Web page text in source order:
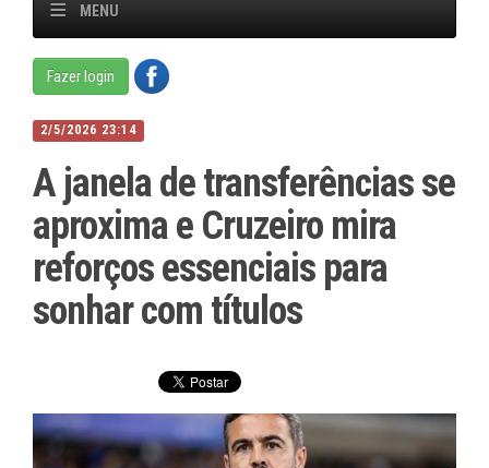
MENU
Fazer login
2/5/2026 23:14
A janela de transferências se
aproxima e Cruzeiro mira
reforços essenciais para
sonhar com títulos